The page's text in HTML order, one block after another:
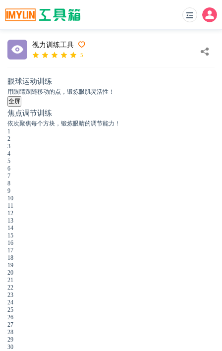
视力训练工具
5
眼球运动训练
用眼睛跟随移动的点，锻炼眼肌灵活性！
全屏
焦点调节训练
依次聚焦每个方块，锻炼眼睛的调节能力！
1
2
3
4
5
6
7
8
9
10
11
12
13
14
15
16
17
18
19
20
21
22
23
24
25
26
27
28
29
30